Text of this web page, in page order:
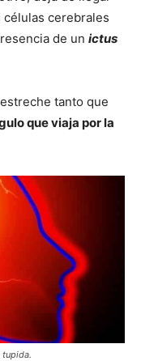
cerebrales
de un ictus
tanto que
que viaja por la
tupida.